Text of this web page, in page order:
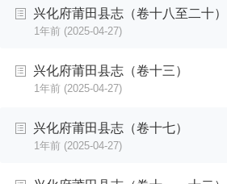
兴化府莆田县志（卷十八至二十）
1年前 (2025-04-27)
兴化府莆田县志（卷十三）
1年前 (2025-04-27)
兴化府莆田县志（卷十七）
1年前 (2025-04-27)